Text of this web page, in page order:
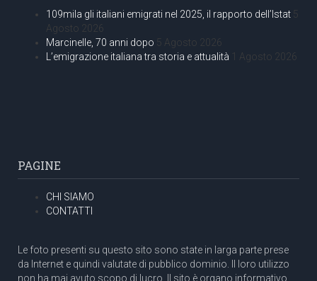
109mila gli italiani emigrati nel 2025, il rapporto dell’Istat 5
Agosto 2026
Marcinelle, 70 anni dopo 5 Agosto 2026
L’emigrazione italiana tra storia e attualità 1 Agosto 2026
PAGINE
CHI SIAMO
CONTATTI
Le foto presenti su questo sito sono state in larga parte prese
da Internet e quindi valutate di pubblico dominio. Il loro utilizzo
non ha mai avuto scopo di lucro. Il sito è organo informativo